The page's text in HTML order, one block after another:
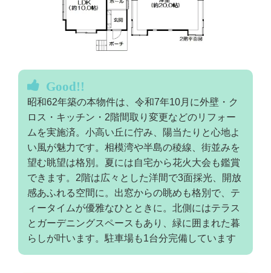
Good!!
昭和62年築の本物件は、令和7年10月に外壁・ク
ロス・キッチン・2階間取り変更などのリフォー
ムを実施済。小高い丘に佇み、陽当たりと心地よ
い風が魅力です。相模湾や半島の稜線、街並みを
望む眺望は格別。夏には自宅から花火大会も鑑賞
できます。2階は広々とした洋間で3面採光、開放
感あふれる空間に。出窓からの眺めも格別で、テ
ィータイムが優雅なひとときに。北側にはテラス
とガーデニングスペースもあり、緑に囲まれた暮
らしが叶います。駐車場も1台分完備しています